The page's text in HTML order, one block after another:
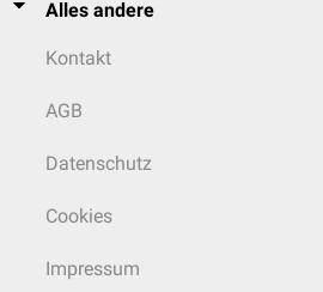
Alles andere
Kontakt
AGB
Datenschutz
Cookies
Impressum